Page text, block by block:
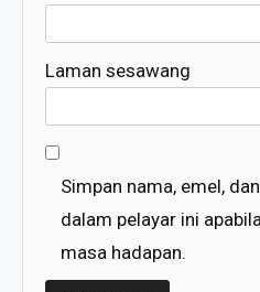
Laman sesawang
Simpan nama, emel,
dalam pelayar ini
masa hadapan.